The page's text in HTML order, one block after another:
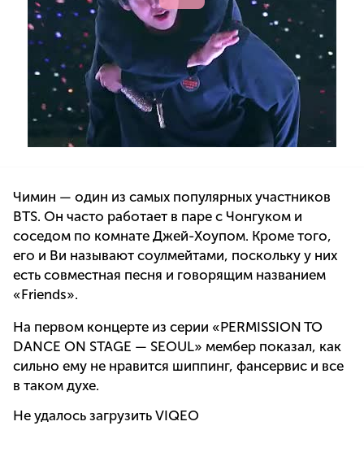
Чимин — один из самых популярных участников
BTS. Он часто работает в паре с Чонгуком и
соседом по комнате Джей-Хоупом. Кроме того,
его и Ви называют соулмейтами, поскольку у них
есть совместная песня и говорящим названием
«Friends».
На первом концерте из серии «PERMISSION TO
DANCE ON STAGE — SEOUL» мембер показал, как
сильно ему не нравится шиппинг, фансервис и все
в таком духе.
Не удалось загрузить VIQEO